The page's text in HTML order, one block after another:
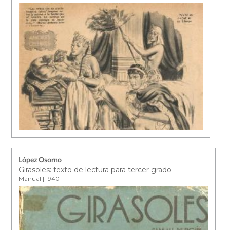
López Osorno
Girasoles: texto de lectura para tercer grado
Manual | 1940